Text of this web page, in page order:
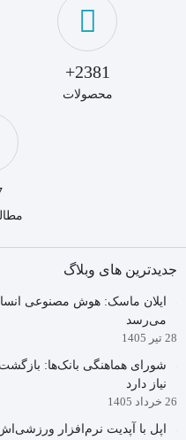
2381+
محصولات
جدیدترین های وبلاگ
می‌رسد
28 تیر 1405
شورای هماهنگی بانک‌ها:
نیاز دارد
26 خرداد 1405